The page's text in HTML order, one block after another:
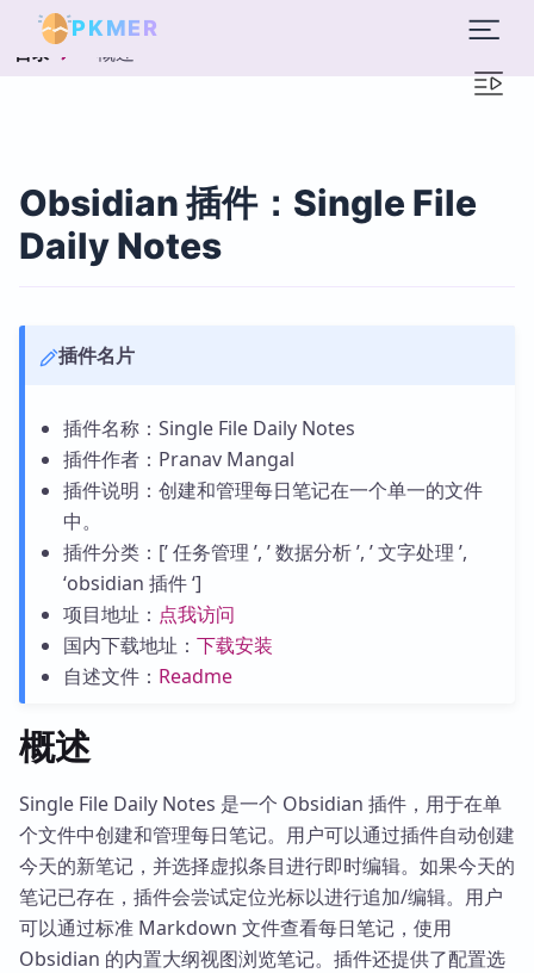
PKMER
目录 概述
Obsidian 插件：Single File
Daily Notes
插件名片
插件名称：Single File Daily Notes
插件作者：Pranav Mangal
插件说明：创建和管理每日笔记在一个单一的文件
中。
插件分类：[’ 任务管理 ’, ’ 数据分析 ’, ’ 文字处理 ’,
‘obsidian 插件 ‘]
项目地址： 点我访问
国内下载地址： 下载安装
自述文件： Readme
概述
Single File Daily Notes 是一个 Obsidian 插件，用于在单
个文件中创建和管理每日笔记。用户可以通过插件自动创建
今天的新笔记，并选择虚拟条目进行即时编辑。如果今天的
笔记已存在，插件会尝试定位光标以进行追加/编辑。用户
可以通过标准 Markdown 文件查看每日笔记，使用
Obsidian 的内置大纲视图浏览笔记。插件还提供了配置选